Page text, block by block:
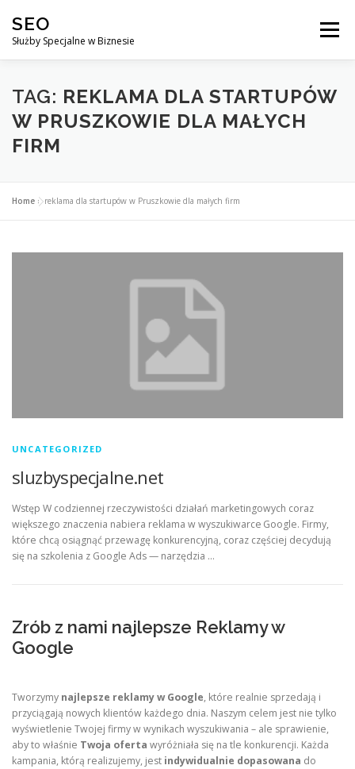
treści
SEO
Służby Specjalne w Biznesie
Menu
AGENCJA SEO CO ZYSKUJESZ ?
DLACZEGO WARTO?
KONTAKT
TAG: REKLAMA DLA STARTUPÓW
W PRUSZKOWIE DLA MAŁYCH
FIRM
Home »reklama dla startupów w Pruszkowie dla małych firm
UNCATEGORIZED
sluzbyspecjalne.net
Wstęp W codziennej rzeczywistości działań marketingowych coraz
większego znaczenia nabiera reklama w wyszukiwarce Google. Firmy,
które chcą osiągnąć przewagę konkurencyjną, coraz częściej decydują
się na szkolenia z Google Ads — narzędzia …
Zrób z nami najlepsze Reklamy w
Google
Tworzymy najlepsze reklamy w Google, które realnie sprzedają i
przyciągają nowych klientów każdego dnia. Naszym celem jest nie tylko
wyświetlenie Twojej firmy w wynikach wyszukiwania – ale sprawienie,
aby to właśnie Twoja oferta wyróżniała się na tle konkurencji. Każda
kampania, którą realizujemy, jest indywidualnie dopasowana do